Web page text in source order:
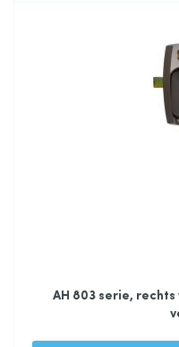
AH 803 serie,